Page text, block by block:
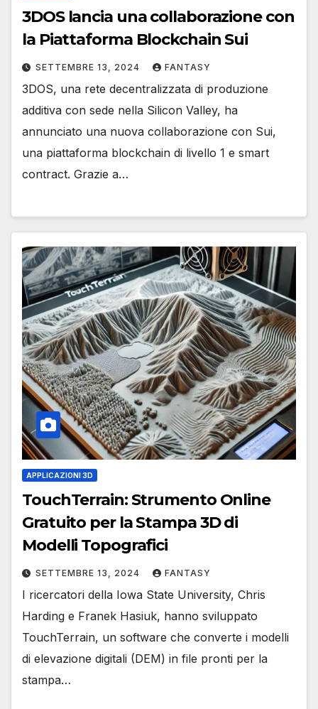
3DOS lancia una collaborazione con
la Piattaforma Blockchain Sui
SETTEMBRE 13, 2024 FANTASY
3DOS, una rete decentralizzata di produzione
additiva con sede nella Silicon Valley, ha
annunciato una nuova collaborazione con Sui,
una piattaforma blockchain di livello 1 e smart
contract. Grazie a…
APPLICAZIONI 3D
TouchTerrain: Strumento Online
Gratuito per la Stampa 3D di
Modelli Topografici
SETTEMBRE 13, 2024 FANTASY
I ricercatori della Iowa State University, Chris
Harding e Franek Hasiuk, hanno sviluppato
TouchTerrain, un software che converte i modelli
di elevazione digitali (DEM) in file pronti per la
stampa…